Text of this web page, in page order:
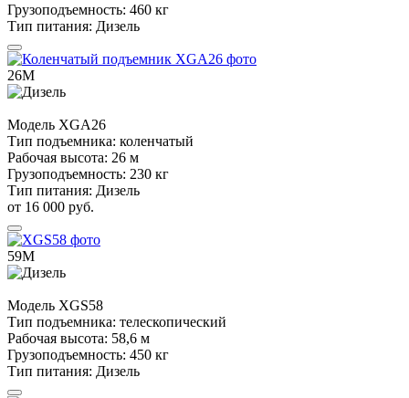
Грузоподъемность: 460 кг
Тип питания: Дизель
26М
Модель XGA26
Тип подъемника: коленчатый
Рабочая высота: 26 м
Грузоподъемность: 230 кг
Тип питания: Дизель
от 16 000 руб.
59М
Модель XGS58
Тип подъемника: телескопический
Рабочая высота: 58,6 м
Грузоподъемность: 450 кг
Тип питания: Дизель